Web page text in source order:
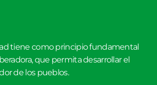
tiene como principio fundamental
que permita desarrollar el
de los pueblos.